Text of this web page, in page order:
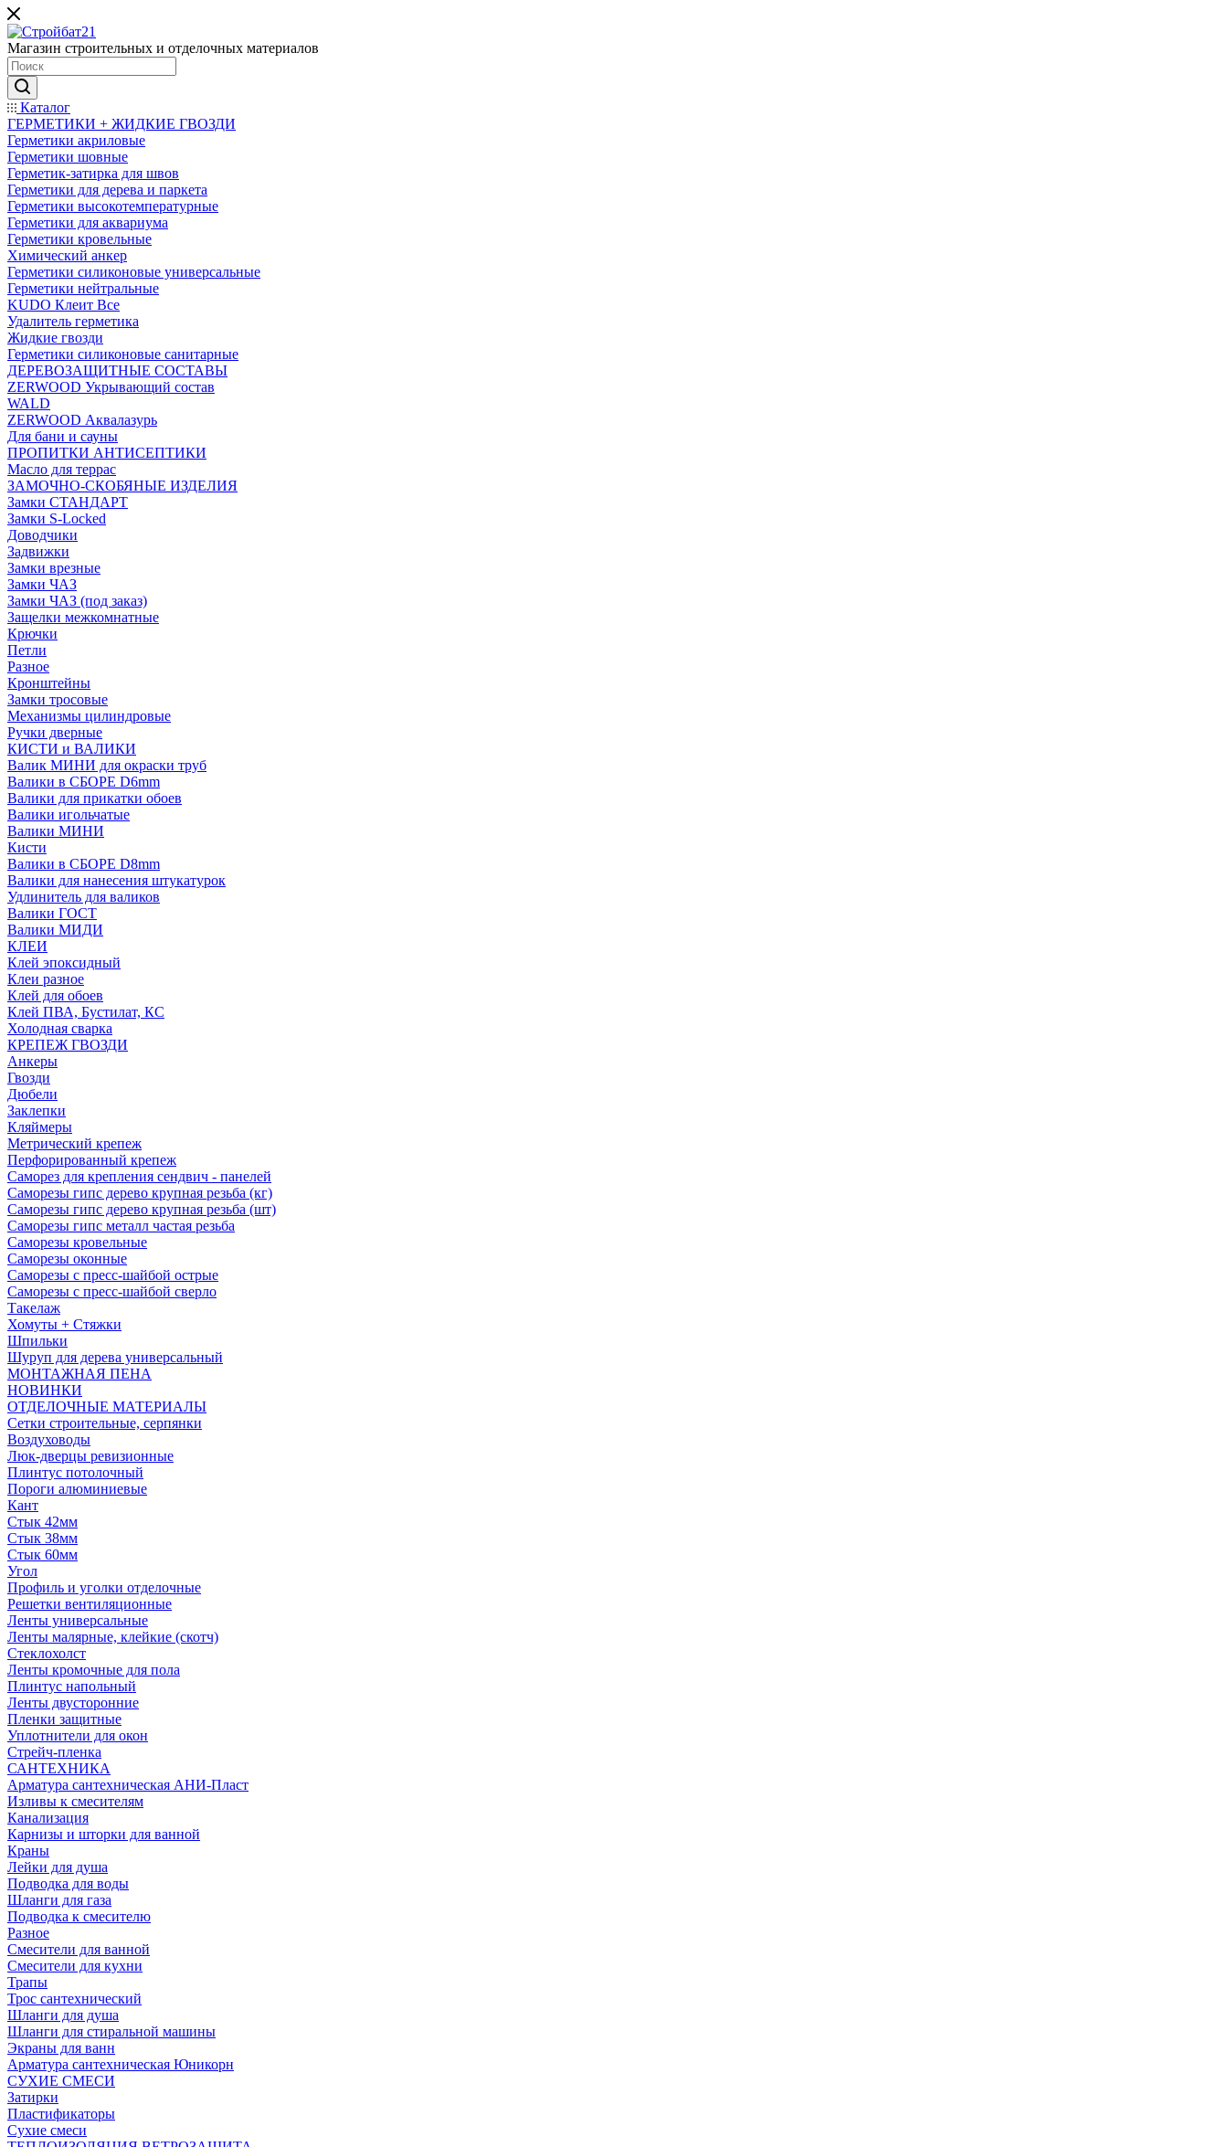
Магазин строительных и отделочных материалов
Каталог
ГЕРМЕТИКИ + ЖИДКИЕ ГВОЗДИ
Герметики акриловые
Герметики шовные
Герметик-затирка для швов
Герметики для дерева и паркета
Герметики высокотемпературные
Герметики для аквариума
Герметики кровельные
Химический анкер
Герметики силиконовые универсальные
Герметики нейтральные
KUDO Клеит Все
Удалитель герметика
Жидкие гвозди
Герметики силиконовые санитарные
ДЕРЕВОЗАЩИТНЫЕ СОСТАВЫ
ZERWOOD Укрывающий состав
WALD
ZERWOOD Аквалазурь
Для бани и сауны
ПРОПИТКИ АНТИСЕПТИКИ
Масло для террас
ЗАМОЧНО-СКОБЯНЫЕ ИЗДЕЛИЯ
Замки СТАНДАРТ
Замки S-Locked
Доводчики
Задвижки
Замки врезные
Замки ЧАЗ
Замки ЧАЗ (под заказ)
Защелки межкомнатные
Крючки
Петли
Разное
Кронштейны
Замки тросовые
Механизмы цилиндровые
Ручки дверные
КИСТИ и ВАЛИКИ
Валик МИНИ для окраски труб
Валики в СБОРЕ D6mm
Валики для прикатки обоев
Валики игольчатые
Валики МИНИ
Кисти
Валики в СБОРЕ D8mm
Валики для нанесения штукатурок
Удлинитель для валиков
Валики ГОСТ
Валики МИДИ
КЛЕИ
Клей эпоксидный
Клеи разное
Клей для обоев
Клей ПВА, Бустилат, КС
Холодная сварка
КРЕПЕЖ ГВОЗДИ
Анкеры
Гвозди
Дюбели
Заклепки
Кляймеры
Метрический крепеж
Перфорированный крепеж
Саморез для крепления сендвич - панелей
Саморезы гипс дерево крупная резьба (кг)
Саморезы гипс дерево крупная резьба (шт)
Саморезы гипс металл частая резьба
Саморезы кровельные
Саморезы оконные
Саморезы с пресс-шайбой острые
Саморезы с пресс-шайбой сверло
Такелаж
Хомуты + Стяжки
Шпильки
Шуруп для дерева универсальный
МОНТАЖНАЯ ПЕНА
НОВИНКИ
ОТДЕЛОЧНЫЕ МАТЕРИАЛЫ
Сетки строительные, серпянки
Воздуховоды
Люк-дверцы ревизионные
Плинтус потолочный
Пороги алюминиевые
Кант
Стык 42мм
Стык 38мм
Стык 60мм
Угол
Профиль и уголки отделочные
Решетки вентиляционные
Ленты универсальные
Ленты малярные, клейкие (скотч)
Стеклохолст
Ленты кромочные для пола
Плинтус напольный
Ленты двусторонние
Пленки защитные
Уплотнители для окон
Стрейч-пленка
САНТЕХНИКА
Арматура сантехническая АНИ-Пласт
Изливы к смесителям
Канализация
Карнизы и шторки для ванной
Краны
Лейки для душа
Подводка для воды
Шланги для газа
Подводка к смесителю
Разное
Смесители для ванной
Смесители для кухни
Трапы
Трос сантехнический
Шланги для душа
Шланги для стиральной машины
Экраны для ванн
Арматура сантехническая Юникорн
СУХИЕ СМЕСИ
Затирки
Пластификаторы
Сухие смеси